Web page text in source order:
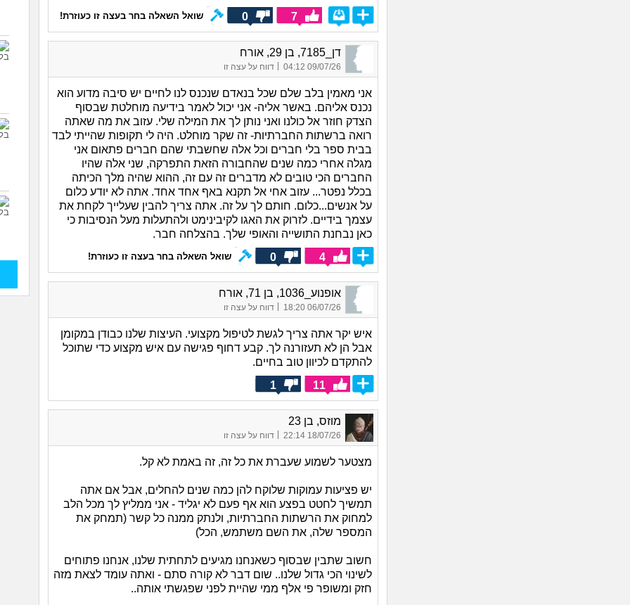
7
0 שואל השאלה בחר בעצה זו כעוזרת!
דן_7185, בן 29, אורח
09/07/26 04:12
| דווח על עצה זו
אני מאמין בלב שלם שכל בנאדם שנכנס לנו לחיים יש סיבה מדוע הוא
נכנס אליהם. באשר אליה- אני יכול לאמר בידיעה מוחלטת שבסוף
הצדק חוזר אל כולנו ואני נותן לך את המילה שלי. עזוב את מה שאתה
רואה ברשתות החברתיות- זה שקר מוחלט. היה לי תקופות שהייתי לבד
בבית ספר בלי חברים וכל אלה שחשבתי שהם חברים פתאום אני
מגלה אחרי כמה שנים שהחבורה הזאת התפרקה, שני אלה שהיו
החברים הכי טובים לא מדברים זה עם זה, ההוא שהיה מלך הכיתה
בכלל נפטר... עזוב אחי אל תקנא באף אחד אחד. אתה לא יודע כלום
על אנשים...כלום. חותם לך על זה. אתה צריך להבין שעלייך לקחת את
עצמך בידיים. לזרוק את האגו לקיבינימט ולהתעלות מעל הנסיבות כי
כאן נבחנת התושייה והאופי שלך. בהצלחה חבר.
4
0 שואל השאלה בחר בעצה זו כעוזרת!
אופנוע_1036, בן 71, אורח
06/07/26 18:20 דווח על עצה זו
איש יקר אתה צריך לגשת לטיפול מקצועי. העיצות שלנו כבודן במקומן
אבל הן לא תעזורנה לך. קבע דחוף פגישה עם איש מקצוע כדי שתוכל
להתקדם לכיוון טוב בחיים.
11
1
מוזס, בן 23
18/07/26 22:14 דווח על עצה זו
מצטער לשמוע שעברת את כל זה, זה באמת לא קל.
יש פציעות עמוקות שלוקח להן כמה שנים להחלים, אבל אם אתה
תמשיך לחטט בפצע הוא אף פעם לא יגליד - אני ממליץ לך מכל הלב
למחוק את הרשתות החברתיות, ולנתק ממנה כל קשר (תמחק את
המספר שלה, את השם משתמש, הכל)
חשוב שתבין שבסוף כשאנחנו מגיעים לתחתית שלנו, אנחנו פתוחים
לשינוי הכי גדול שלנו.. שום דבר לא קורה סתם - ואתה עומד לצאת מזה
חזק ומשופר פי אלף ממי שהיית לפני שפגשתי אותה..